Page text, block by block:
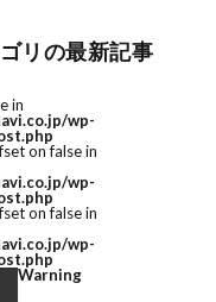
リの最新記事
in
wp-
on false in
wp-
on false in
wp-
Warning